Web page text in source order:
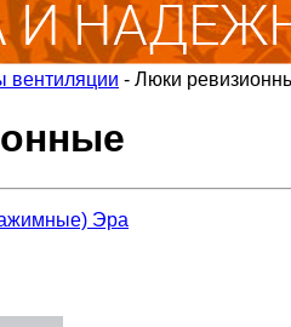
вентиляции - Люки
Эра